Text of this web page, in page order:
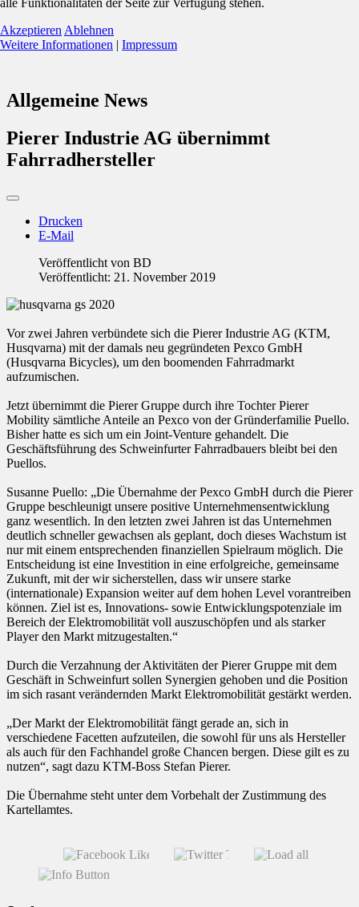
Allgemeine News
Pierer Industrie AG übernimmt
Fahrradhersteller
Drucken
E-Mail
Veröffentlicht von BD
Veröffentlicht: 21. November 2019
Vor zwei Jahren verbündete sich die Pierer Industrie AG (KTM,
Husqvarna) mit der damals neu gegründeten Pexco GmbH
(Husqvarna Bicycles), um den boomenden Fahrradmarkt
aufzumischen.
Jetzt übernimmt die Pierer Gruppe durch ihre Tochter Pierer
Mobility sämtliche Anteile an Pexco von der Gründerfamilie Puello.
Bisher hatte es sich um ein Joint-Venture gehandelt. Die
Geschäftsführung des Schweinfurter Fahrradbauers bleibt bei den
Puellos.
Susanne Puello: „Die Übernahme der Pexco GmbH durch die Pierer
Gruppe beschleunigt unsere positive Unternehmensentwicklung
ganz wesentlich. In den letzten zwei Jahren ist das Unternehmen
deutlich schneller gewachsen als geplant, doch dieses Wachstum ist
nur mit einem entsprechenden finanziellen Spielraum möglich. Die
Entscheidung ist eine Investition in eine erfolgreiche, gemeinsame
Zukunft, mit der wir sicherstellen, dass wir unsere starke
(internationale) Expansion weiter auf dem hohen Level vorantreiben
können. Ziel ist es, Innovations- sowie Entwicklungspotenziale im
Bereich der Elektromobilität voll auszuschöpfen und als starker
Player den Markt mitzugestalten.“
Durch die Verzahnung der Aktivitäten der Pierer Gruppe mit dem
Geschäft in Schweinfurt sollen Synergien gehoben und die Position
im sich rasant verändernden Markt Elektromobilität gestärkt werden.
„Der Markt der Elektromobilität fängt gerade an, sich in
verschiedene Facetten aufzuteilen, die sowohl für uns als Hersteller
als auch für den Fachhandel große Chancen bergen. Diese gilt es zu
nutzen“, sagt dazu KTM-Boss Stefan Pierer.
Die Übernahme steht unter dem Vorbehalt der Zustimmung des
Kartellamtes.
alle Funktionalitäten der Seite zur Verfügung stehen.
Akzeptieren Ablehnen
Weitere Informationen | Impressum